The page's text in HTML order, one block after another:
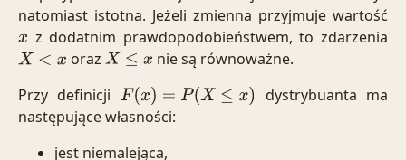
natomiast istotna. Jeżeli zmienna przyjmuje wartość
x z dodatnim prawdopodobieństwem, to zdarzenia
X< x oraz X≤ x
nie są równoważne.
Przy definicji F(x)=P (X≤x)
dystrybuanta ma
następujące własności:
jest niemalejąca,